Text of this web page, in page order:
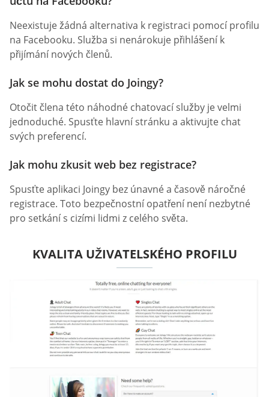
Neexistuje žádná alternativa k registraci pomocí profilu
na Facebooku. Služba si nenárokuje přihlášení k
přijímání nových členů.
Jak se mohu dostat do Joingy?
Otočit člena této náhodné chatovací služby je velmi
jednoduché. Spusťte hlavní stránku a aktivujte chat
svých preferencí.
Jak mohu zkusit web bez registrace?
Spusťte aplikaci Joingy bez únavné a časově náročné
registrace. Toto bezpečnostní opatření není nezbytné
pro setkání s cizími lidmi z celého světa.
KVALITA UŽIVATELSKÉHO PROFILU